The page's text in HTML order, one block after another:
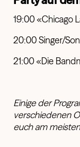
19:00 «Chicago
20:00 Singer/
21:00 «Die
Einige der
verschiedenen
euch am